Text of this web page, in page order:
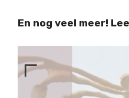
En nog veel meer!